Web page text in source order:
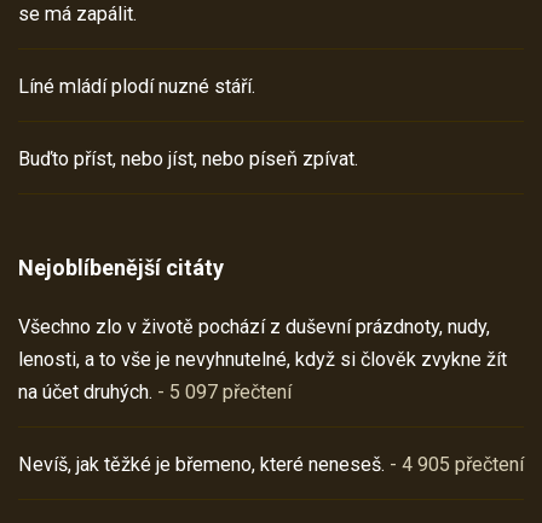
se má zapálit.
Líné mládí plodí nuzné stáří.
Buďto příst, nebo jíst, nebo píseň zpívat.
Nejoblíbenější citáty
Všechno zlo v životě pochází z duševní prázdnoty, nudy,
lenosti, a to vše je nevyhnutelné, když si člověk zvykne žít
na účet druhých. - 5 097 přečtení
Nevíš, jak těžké je břemeno, které neneseš. - 4 905 přečtení